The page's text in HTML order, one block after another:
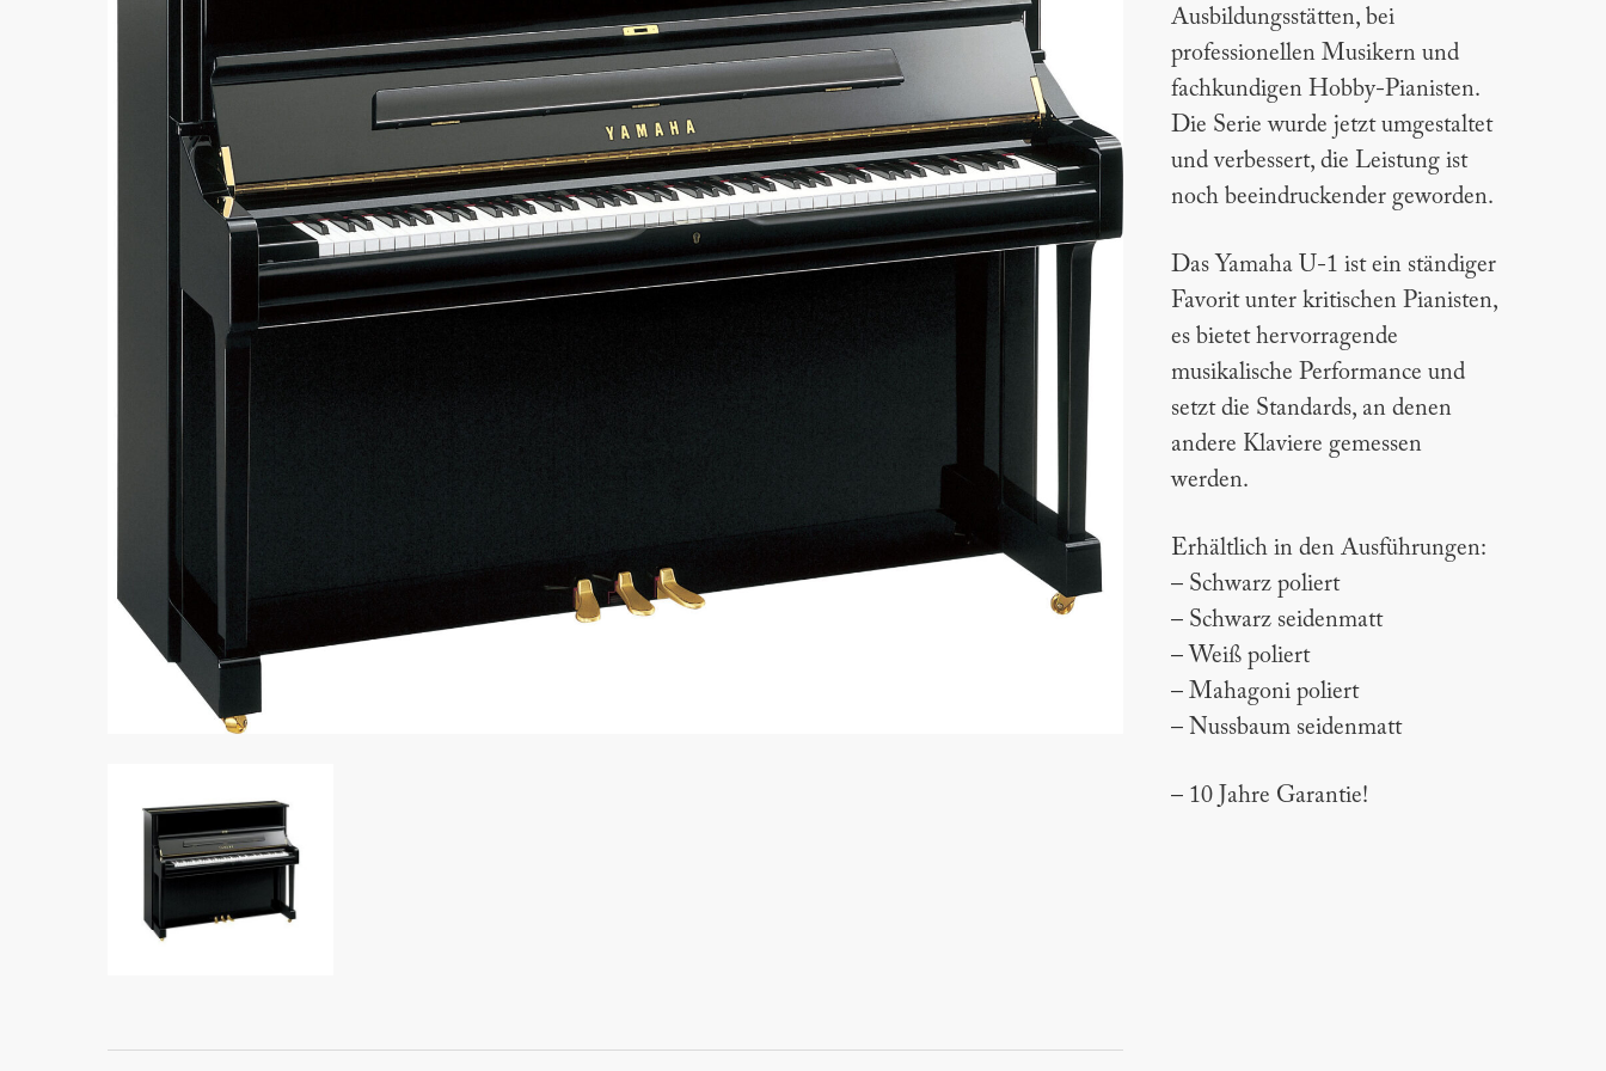
Ausbildungsstätten, bei
professionellen Musikern und
fachkundigen Hobby-Pianisten.
Die Serie wurde jetzt umgestaltet
und verbessert, die Leistung ist
noch beeindruckender geworden.
Das Yamaha U-1 ist ein ständiger
Favorit unter kritischen Pianisten,
es bietet hervorragende
musikalische Performance und
setzt die Standards, an denen
andere Klaviere gemessen
werden.
Erhältlich in den Ausführungen:
– Schwarz poliert
– Schwarz seidenmatt
– Weiß poliert
– Mahagoni poliert
– Nussbaum seidenmatt
– 10 Jahre Garantie!